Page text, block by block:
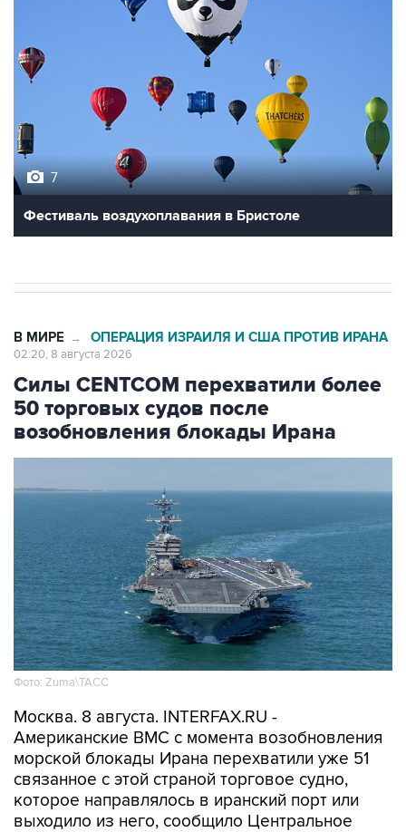
Фестиваль воздухоплавания в Бристоле
Силы CENTCOM перехватили более
50 торговых судов после
возобновления блокады Ирана
Фото: Zuma\ТАСС
Москва. 8 августа. INTERFAX.RU -
морской блокады Ирана перехватили уже 51
связанное с этой страной торговое судно,
которое направлялось в иранский порт или
выходило из него, сообщило Центральное
командование ВС США на Ближнем Востоке
(CENTCOM).